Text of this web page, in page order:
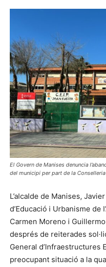
El Govern de Manises denuncia
del municipi per part de la Conselleria
L’alcalde de Manises,
d’Educació i Urbanisme de
Carmen Moreno i
després de reiterades
General d’Infraestructures
preocupant situació a la